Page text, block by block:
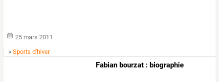
25 mars 2011
»Sports d'hiver
Fabian bourzat : biographie